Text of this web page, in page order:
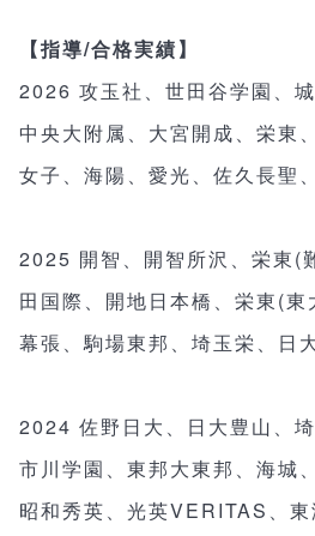
【指導/合格実績】
2026 攻玉社、世田谷学園、城
中央大附属、大宮開成、栄東
女子、海陽、愛光、佐久長聖
2025 開智、開智所沢、栄東(
田国際、開地日本橋、栄東(
幕張、駒場東邦、埼玉栄、日
2024 佐野日大、日大豊山、
市川学園、東邦大東邦、海城
昭和秀英、光英VERITAS、